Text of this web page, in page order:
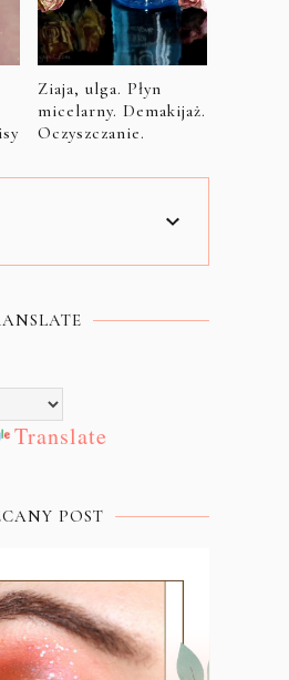
Ziaja, ulga. Płyn
micelarny. Demakijaż.
Oczyszczanie.
Translate
POST